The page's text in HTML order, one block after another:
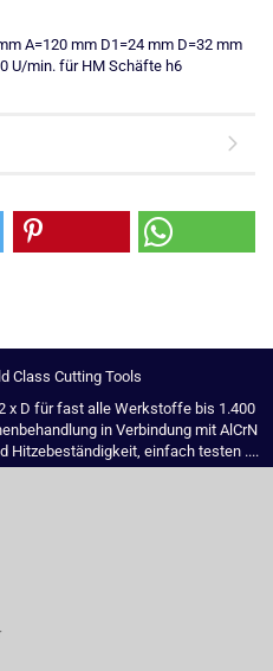
A=120 mm D1=24 mm D=32 mm
U/min. für HM Schäfte h6
Class Cutting Tools
x D für fast alle Werkstoffe bis 1.400
in Verbindung mit AlCrN
Hitzebeständigkeit, einfach testen ....